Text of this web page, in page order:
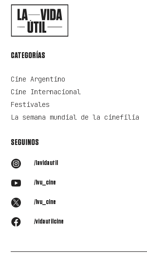
CATEGORÍAS
Cine Argentino
Cine Internacional
Festivales
La semana mundial de la cinefilia
SEGUINOS
 /lavidautil
 /lvu_cine
 /lvu_cine
 /vidautilcine